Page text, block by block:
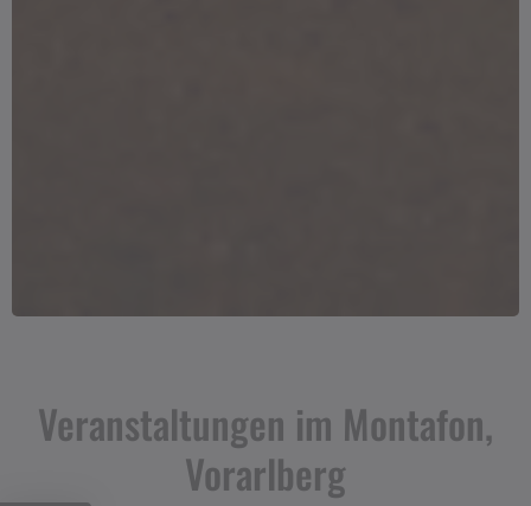
Veranstaltungen im Montafon,
Vorarlberg